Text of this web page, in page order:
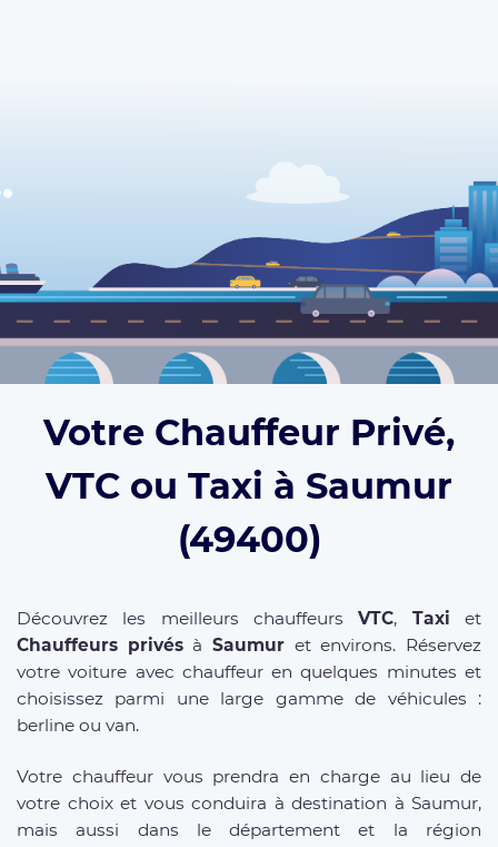
Votre Chauffeur Privé,
VTC ou Taxi à Saumur
(49400)
Découvrez les meilleurs chauffeursVTC, Taxi et
Chauffeurs privésàSaumur et environs. Réservez
votre voiture avec chauffeur en quelques minutes et
choisissez parmi une large gamme de véhicules :
berline ou van.
Votre chauffeur vous prendra en charge au lieu de
votre choix et vous conduira à destination à Saumur,
mais aussi dans le département et la région